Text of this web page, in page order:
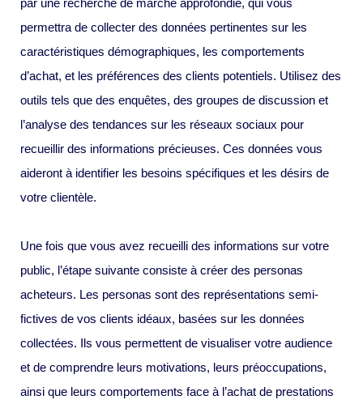
permettra de collecter des données pertinentes sur les
caractéristiques démographiques, les comportements
d’achat, et les préférences des clients potentiels. Utilisez des
outils tels que des enquêtes, des groupes de discussion et
l’analyse des tendances sur les réseaux sociaux pour
recueillir des informations précieuses. Ces données vous
aideront à identifier les besoins spécifiques et les désirs de
votre clientèle.
Une fois que vous avez recueilli des informations sur votre
public, l’étape suivante consiste à créer des personas
acheteurs. Les personas sont des représentations semi-
fictives de vos clients idéaux, basées sur les données
collectées. Ils vous permettent de visualiser votre audience
et de comprendre leurs motivations, leurs préoccupations,
ainsi que leurs comportements face à l’achat de prestations